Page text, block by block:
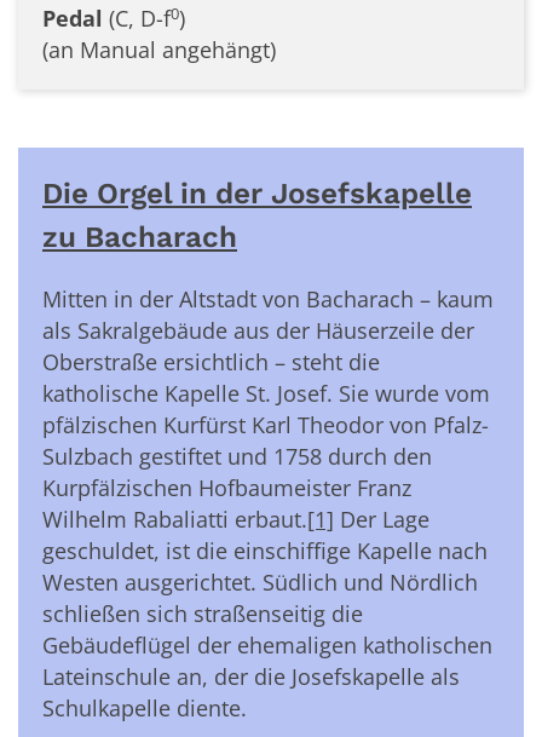
Pedal (C, D-f0)
(an Manual angehängt)
Die Orgel in der Josefskapelle
zu Bacharach
Mitten in der Altstadt von Bacharach – kaum
als Sakralgebäude aus der Häuserzeile der
Oberstraße ersichtlich – steht die
katholische Kapelle St. Josef. Sie wurde vom
pfälzischen Kurfürst Karl Theodor von Pfalz-
Sulzbach gestiftet und 1758 durch den
Kurpfälzischen Hofbaumeister Franz
Wilhelm Rabaliatti erbaut.[1] Der Lage
geschuldet, ist die einschiffige Kapelle nach
Westen ausgerichtet. Südlich und Nördlich
schließen sich straßenseitig die
Gebäudeflügel der ehemaligen katholischen
Lateinschule an, der die Josefskapelle als
Schulkapelle diente.